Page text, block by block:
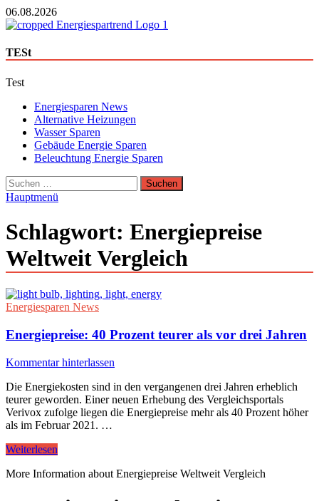
Zum
Inhalt
06.08.2026
Energie Sparen Trend
Günstige Energie Angebote sindt der Trend zum Sparen
TESt
Test
Energiesparen News
Alternative Heizungen
Wasser Sparen
Gebäude Energie Sparen
Beleuchtung Energie Sparen
Suchen
nach:
Hauptmenü
Schlagwort: Energiepreise
Weltweit Vergleich
Energiesparen News
Energiepreise: 40 Prozent teurer als vor drei Jahren
Kommentar hinterlassen
Die Energiekosten sind in den vergangenen drei Jahren erheblich
teurer geworden. Einer neuen Erhebung des Vergleichsportals
Verivox zufolge liegen die Energiepreise mehr als 40 Prozent höher
als im Februar 2021. …
Weiterlesen
More Information about Energiepreise Weltweit Vergleich